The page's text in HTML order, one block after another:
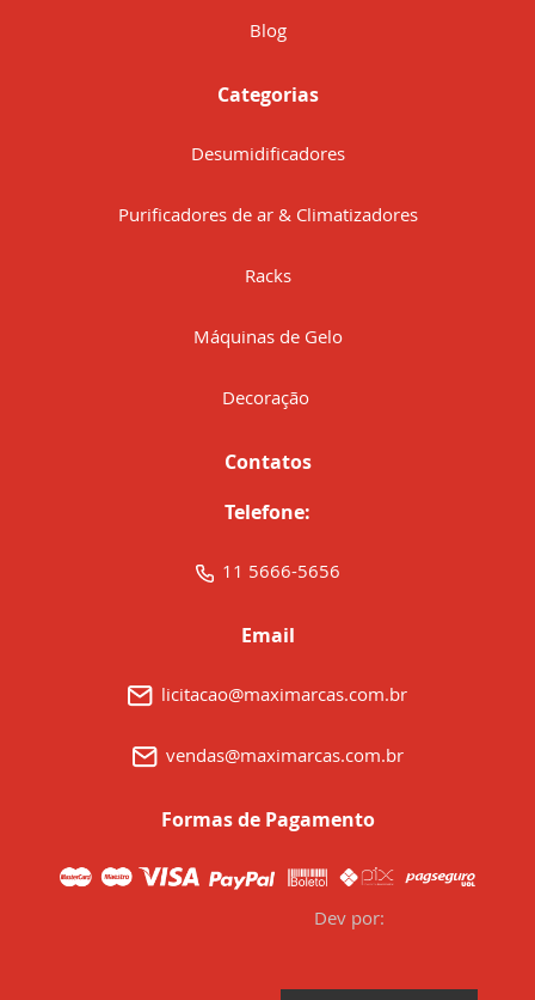
Blog
Categorias
Desumidificadores
Purificadores de ar & Climatizadores
Racks
Máquinas de Gelo
Decoração
Contatos
Telefone:
11 5666-5656
Email
licitacao@maximarcas.com.br
vendas@maximarcas.com.br
Formas de Pagamento
Dev por: